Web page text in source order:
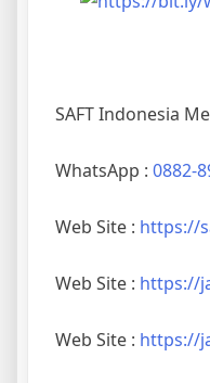
SAFT Indonesia
WhatsApp : 0882-
Web Site : https://
Web Site : https://
Web Site : https://